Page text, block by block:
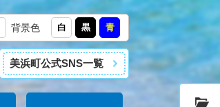
背景色 白 黒 青
美浜町公式SNS一覧